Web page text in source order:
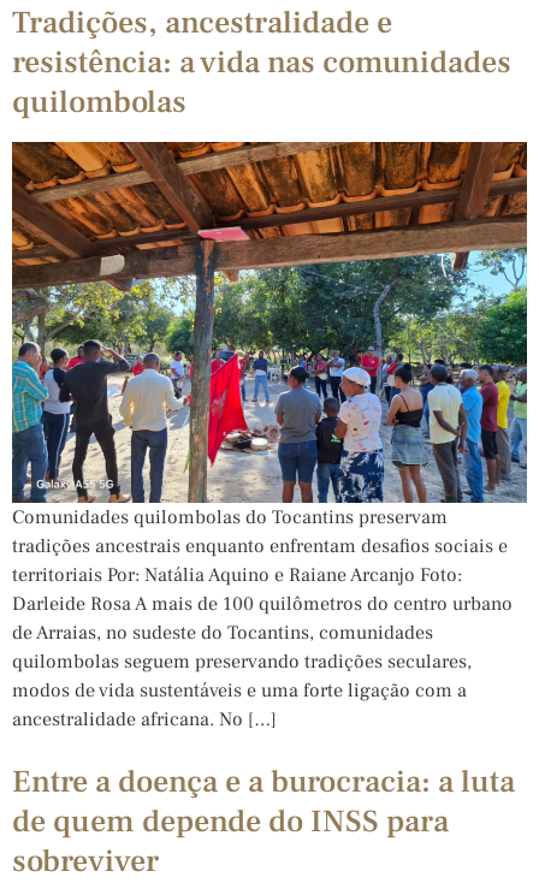
Tradições, ancestralidade e
resistência: a vida nas comunidades
quilombolas
Comunidades quilombolas do Tocantins preservam
tradições ancestrais enquanto enfrentam desafios sociais e
territoriais Por: Natália Aquino e Raiane Arcanjo Foto:
Darleide Rosa A mais de 100 quilômetros do centro urbano
de Arraias, no sudeste do Tocantins, comunidades
quilombolas seguem preservando tradições seculares,
modos de vida sustentáveis e uma forte ligação com a
ancestralidade africana. No […]
Entre a doença e a burocracia: a luta
de quem depende do INSS para
sobreviver